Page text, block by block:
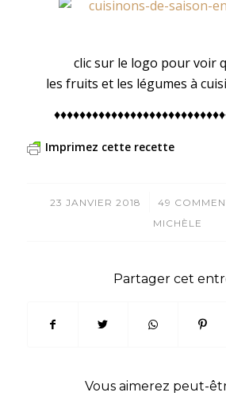
clic sur le logo pour voir
les fruits et les légumes à
Imprimez cette recette
23 JANVIER 2018
/ 49 /
MICHÈLE
Partager cet
Vous aimerez peut-